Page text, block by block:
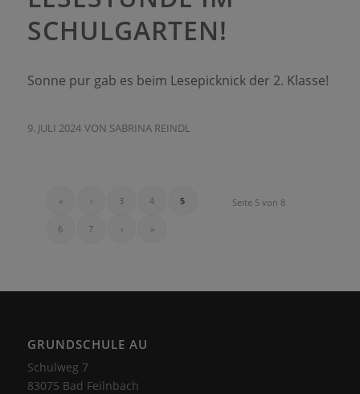
SCHULGARTEN!
Sonne pur gab es beim Lesepicknick der 2. Klasse!
9. JULI 2024 VON SABRINA REINDL
Seite 5 von 8
« ‹ 3 4 5
6 7 › »
GRUNDSCHULE AU
Schulweg 7
83075 Bad Feilnbach